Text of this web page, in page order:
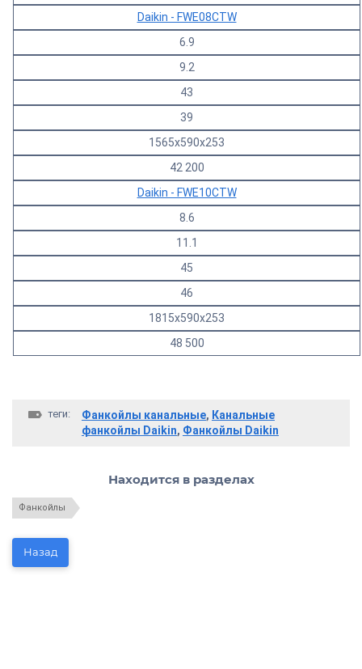
Daikin - FWE08CTW
6.9
9.2
43
39
1565х590х253
42 200
Daikin - FWE10CTW
8.6
11.1
45
46
1815x590x253
48 500
теги: Фанкойлы канальные, Канальные
фанкойлы Daikin, Фанкойлы Daikin
Находится в разделах
Фанкойлы
Назад